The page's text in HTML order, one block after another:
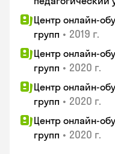
Центр онлайн-
групп • 2019 г.
Центр онлайн-
групп • 2020 г.
Центр онлайн-
групп • 2020 г.
Центр онлайн-
групп • 2020 г.